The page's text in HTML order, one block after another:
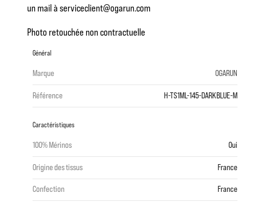
un mail à serviceclient@ogarun.com
Photo retouchée non contractuelle
Général
Marque OGARUN
Référence H-TS1ML-145-DARKBLUE-M
Caractéristiques
100% Mérinos Oui
Origine des tissus France
Confection France